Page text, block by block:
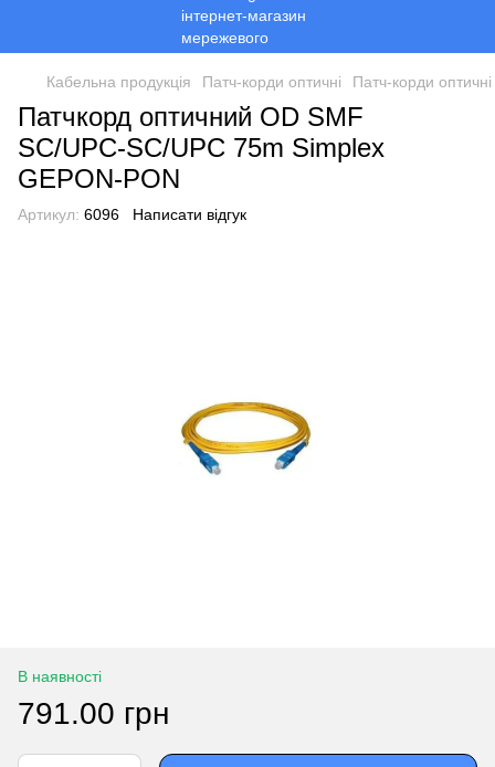
Кабельна продукція Патч-корди оптичні Патч-корди
Патчкорд оптичний OD SMF
SC/UPC-SC/UPC 75m Simplex
GEPON-PON
Артикул: 6096 Написати відгук
В наявності
791.00 грн